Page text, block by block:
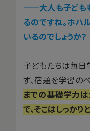
——大人も子ども
るのですね。ホハ
いるのでしょうか？
子どもたちは毎日
ず、宿題を学習の
までの基礎学力
で、そこはしっかり